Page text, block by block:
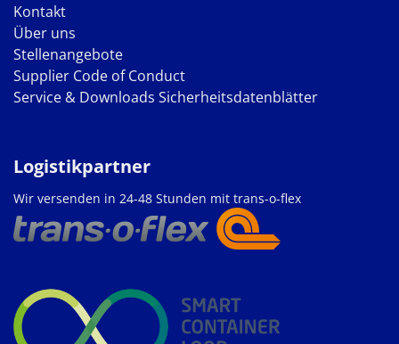
Kontakt
Über uns
Stellenangebote
Supplier Code of Conduct
Service & Downloads Sicherheitsdatenblätter
Logistikpartner
Wir versenden in 24-48 Stunden mit trans-o-flex